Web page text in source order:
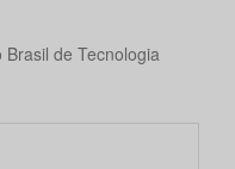
de Tecnologia